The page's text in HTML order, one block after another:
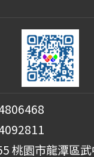
桃園市龍潭區